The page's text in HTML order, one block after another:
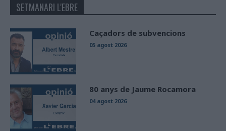
SETMANARI L'EBRE
Caçadors de subvencions
05 agost 2026
80 anys de Jaume Rocamora
04 agost 2026